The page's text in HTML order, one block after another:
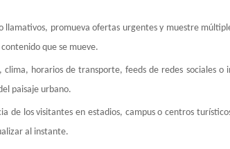
llamativos, promueva ofertas urgentes y muestre
que se mueve.
clima, horarios de transporte, feeds de redes sociales o
paisaje urbano.
de los visitantes en estadios, campus o centros
al instante.